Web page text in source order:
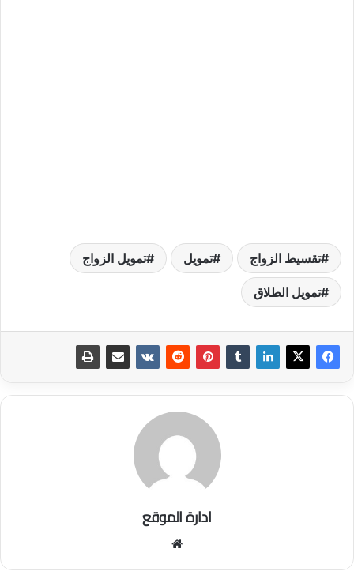
تقسيط الزواج تمويل تمويل الزواج
تمويل الطلاق
ادارة الموقع